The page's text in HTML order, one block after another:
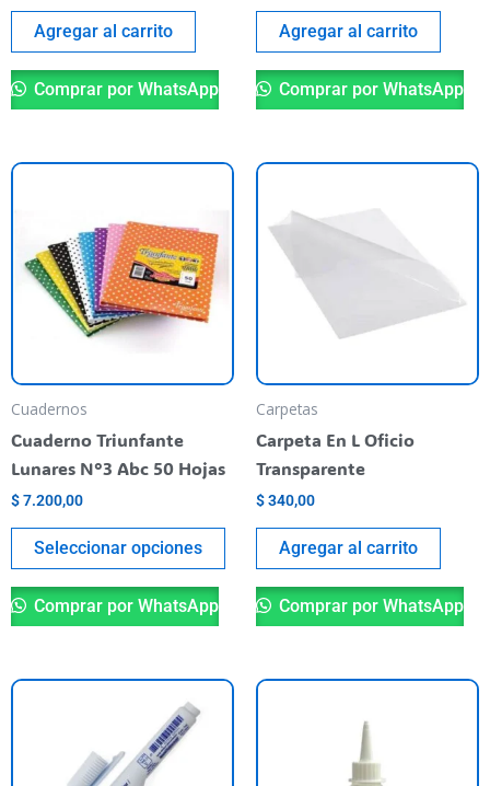
Agregar al carrito
Comprar por WhatsApp
Agregar al carrito
Comprar por WhatsApp
Cuadernos
Cuaderno Triunfante
Lunares N°3 Abc 50 Hojas
$7.200,00
Seleccionar opciones
This
multiple
may
chosen
Comprar por WhatsApp
Carpetas
Carpeta En L Oficio
Transparente
$340,00
Agregar al carrito
Comprar por WhatsApp